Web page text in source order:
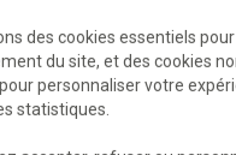
des cookies essentiels
du site, et des cookies
personnaliser votre
statistiques.